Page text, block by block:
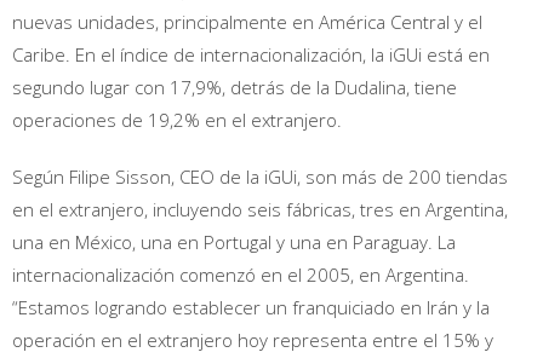
nuevas unidades, principalmente en América Central y el
Caribe. En el índice de internacionalización, la iGUi está en
segundo lugar con 17,9%, detrás de la Dudalina, tiene
operaciones de 19,2% en el extranjero.
Según Filipe Sisson, CEO de la iGUi, son más de 200 tiendas
en el extranjero, incluyendo seis fábricas, tres en Argentina,
una en México, una en Portugal y una en Paraguay. La
internacionalización comenzó en el 2005, en Argentina.
“Estamos logrando establecer un franquiciado en Irán y la
operación en el extranjero hoy representa entre el 15% y